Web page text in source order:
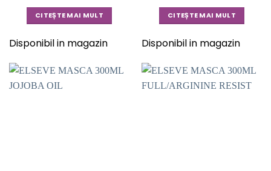
CITEȘTE MAI MULT
Disponibil in magazin
CITEȘTE MAI MULT
Disponibil in magazin